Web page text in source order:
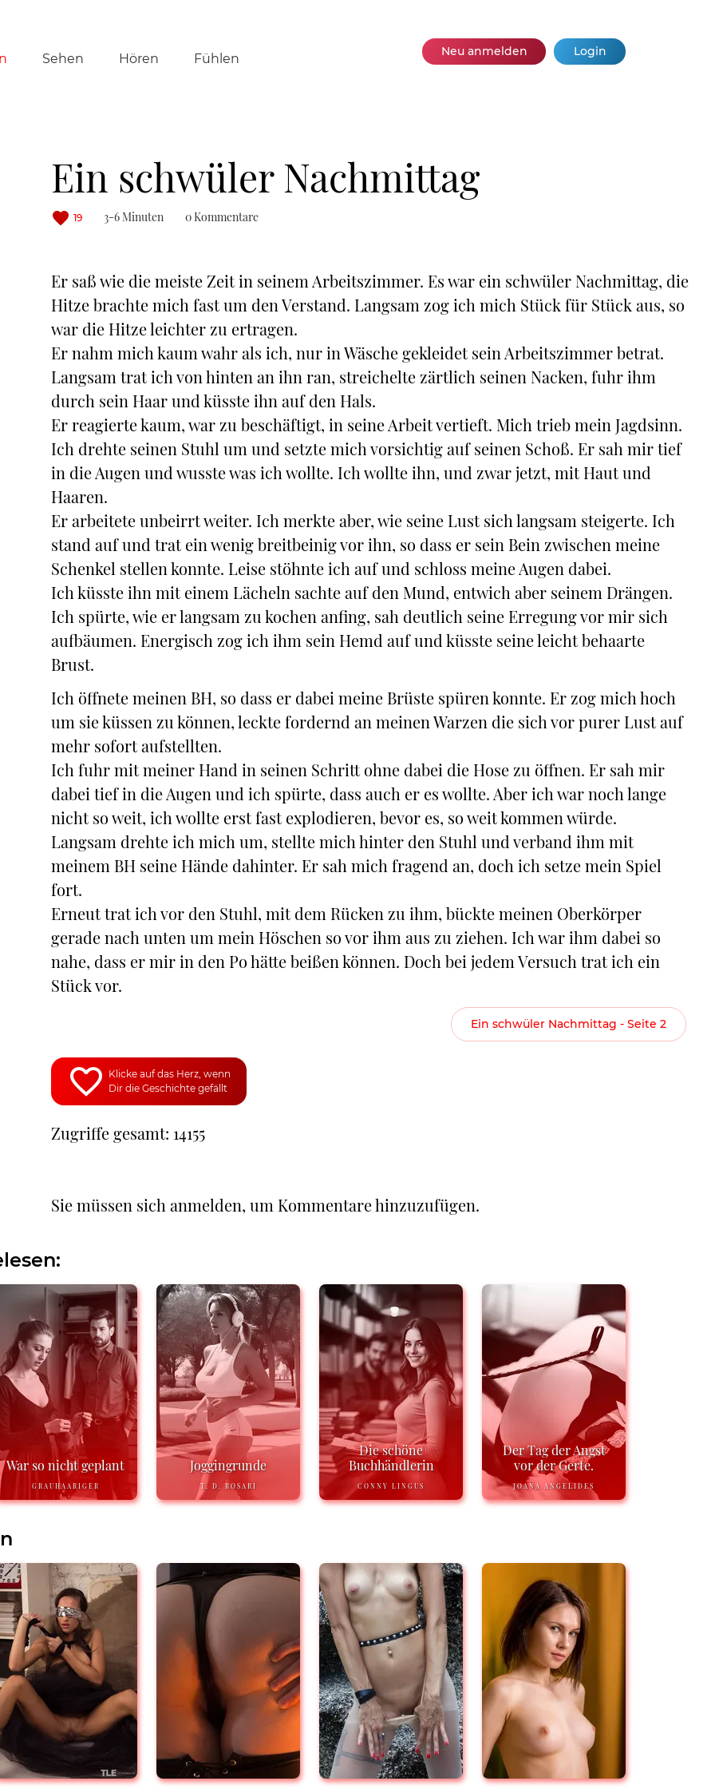
Sehen Hören Fühlen Neu anmelden Login
Ein schwüler Nachmittag
19 3-6 Minuten 0 Kommentare
Er saß wie die meiste Zeit in seinem Arbeitszimmer. Es war ein schwüler Nachmittag, die
Hitze brachte mich fast um den Verstand. Langsam zog ich mich Stück für Stück aus, so
war die Hitze leichter zu ertragen.
Er nahm mich kaum wahr als ich, nur in Wäsche gekleidet sein Arbeitszimmer betrat.
Langsam trat ich von hinten an ihn ran, streichelte zärtlich seinen Nacken, fuhr ihm
durch sein Haar und küsste ihn auf den Hals.
Er reagierte kaum, war zu beschäftigt, in seine Arbeit vertieft. Mich trieb mein Jagdsinn.
Ich drehte seinen Stuhl um und setzte mich vorsichtig auf seinen Schoß. Er sah mir tief
in die Augen und wusste was ich wollte. Ich wollte ihn, und zwar jetzt, mit Haut und
Haaren.
Er arbeitete unbeirrt weiter. Ich merkte aber, wie seine Lust sich langsam steigerte. Ich
stand auf und trat ein wenig breitbeinig vor ihn, so dass er sein Bein zwischen meine
Schenkel stellen konnte. Leise stöhnte ich auf und schloss meine Augen dabei.
Ich küsste ihn mit einem Lächeln sachte auf den Mund, entwich aber seinem Drängen.
Ich spürte, wie er langsam zu kochen anfing, sah deutlich seine Erregung vor mir sich
aufbäumen. Energisch zog ich ihm sein Hemd auf und küsste seine leicht behaarte
Brust.
Ich öffnete meinen BH, so dass er dabei meine Brüste spüren konnte. Er zog mich hoch
um sie küssen zu können, leckte fordernd an meinen Warzen die sich vor purer Lust auf
mehr sofort aufstellten.
Ich fuhr mit meiner Hand in seinen Schritt ohne dabei die Hose zu öffnen. Er sah mir
dabei tief in die Augen und ich spürte, dass auch er es wollte. Aber ich war noch lange
nicht so weit, ich wollte erst fast explodieren, bevor es, so weit kommen würde.
Langsam drehte ich mich um, stellte mich hinter den Stuhl und verband ihm mit
meinem BH seine Hände dahinter. Er sah mich fragend an, doch ich setze mein Spiel
fort.
Erneut trat ich vor den Stuhl, mit dem Rücken zu ihm, bückte meinen Oberkörper
gerade nach unten um mein Höschen so vor ihm aus zu ziehen. Ich war ihm dabei so
nahe, dass er mir in den Po hätte beißen können. Doch bei jedem Versuch trat ich ein
Stück vor.
Ein schwüler Nachmittag - Seite 2
Klicke auf das Herz, wenn
Dir die Geschichte gefällt
Zugriffe gesamt: 14155
Sie müssen sich anmelden, um Kommentare hinzuzufügen.
War so nicht geplant
GRAUHAARIGER
Joggingrunde
T. D. ROSARI
Die schöne
Buchhändlerin
CONNY LINGUS
Der Tag der Angst
vor der Gerte.
JOANA ANGELIDES